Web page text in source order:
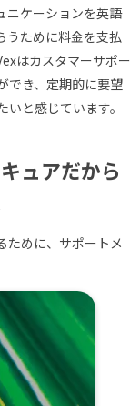
ニケーションを英語
うために料金を支払
はカスタマーサポー
でき、定期的に要望
と感じています。
ュアだから
ために、サポートメ